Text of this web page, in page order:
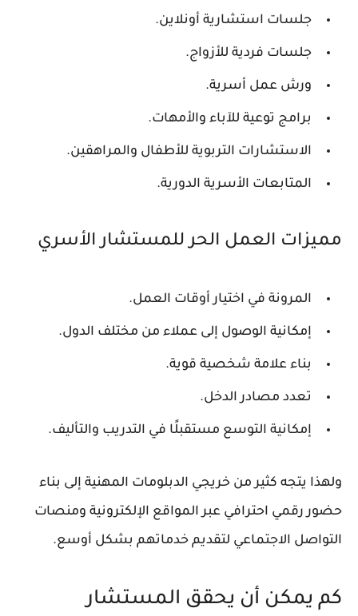
جلسات استشارية أونلاين.
جلسات فردية للأزواج.
ورش عمل أسرية.
برامج توعية للآباء والأمهات.
الاستشارات التربوية للأطفال والمراهقين.
المتابعات الأسرية الدورية.
مميزات العمل الحر للمستشار الأسري
المرونة في اختيار أوقات العمل.
إمكانية الوصول إلى عملاء من مختلف الدول.
بناء علامة شخصية قوية.
تعدد مصادر الدخل.
إمكانية التوسع مستقبلًا في التدريب والتأليف.
ولهذا يتجه كثير من خريجي الدبلومات المهنية إلى بناء
حضور رقمي احترافي عبر المواقع الإلكترونية ومنصات
التواصل الاجتماعي لتقديم خدماتهم بشكل أوسع.
كم يمكن أن يحقق المستشار